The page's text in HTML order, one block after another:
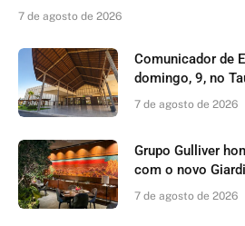
7 de agosto de 2026
Comunicador de
domingo, 9, no
7 de agosto de 2026
Grupo Gulliver
com o novo
7 de agosto de 2026